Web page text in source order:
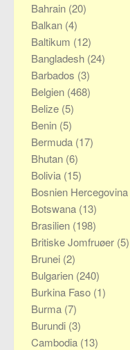
Bahrain (20)
Balkan (4)
Baltikum (12)
Bangladesh (24)
Barbados (3)
Belgien (468)
Belize (5)
Benin (5)
Bermuda (17)
Bhutan (6)
Bolivia (15)
Bosnien Hercegovina
Botswana (13)
Brasilien (198)
Britiske Jomfruøer (5)
Brunei (2)
Bulgarien (240)
Burkina Faso (1)
Burma (7)
Burundi (3)
Cambodia (13)